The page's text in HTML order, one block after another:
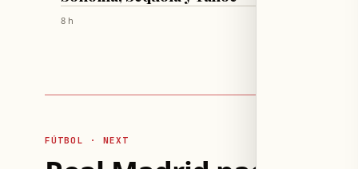
8 h
FÚTBOL · NEXT